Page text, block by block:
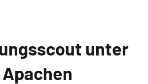
unter
Apachen